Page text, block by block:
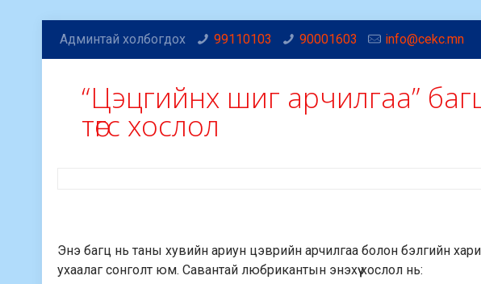
Админтай холбогдох 99110103 90001603 info@cekc.mn
“Цэцгийнх шиг арчилгаа”
төгс хослол
Энэ багц нь таны хувийн ариун цэврийн арчилгаа болон бэлгийн
ухаалаг сонголт юм. Савантай любрикантын энэхүү хослол нь: